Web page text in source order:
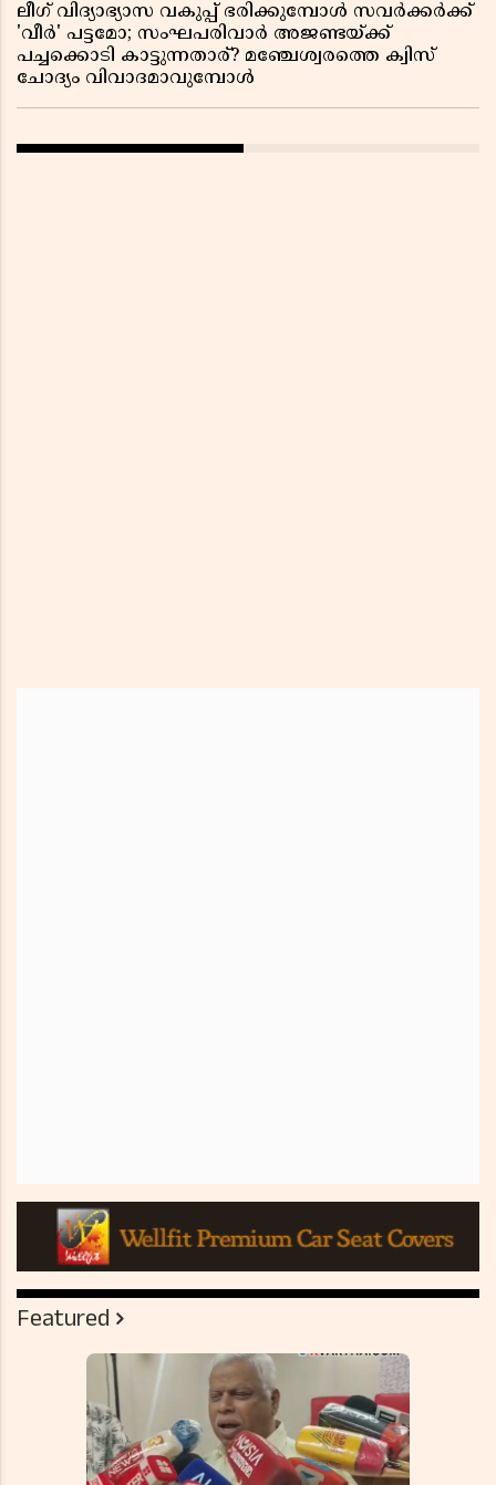
ലീഗ് വിദ്യാഭ്യാസ വകുപ്പ് ഭരിക്കുമ്പോൾ സവർക്കർക്ക്
'വീർ' പട്ടമോ; സംഘപരിവാർ അജണ്ടയ്ക്ക്
പച്ചക്കൊടി കാട്ടുന്നതാര്? മഞ്ചേശ്വരത്തെ ക്വിസ്
ചോദ്യം വിവാദമാവുമ്പോൾ
Featured